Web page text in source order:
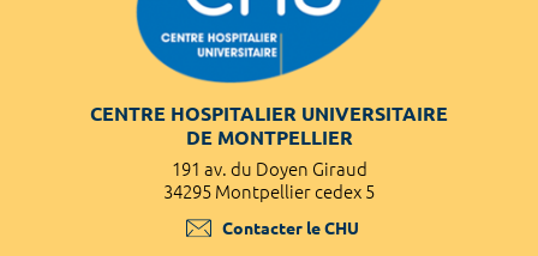
CENTRE HOSPITALIER UNIVERSITAIRE
DE MONTPELLIER
191 av. du Doyen Giraud
34295 Montpellier cedex 5
Contacter le CHU